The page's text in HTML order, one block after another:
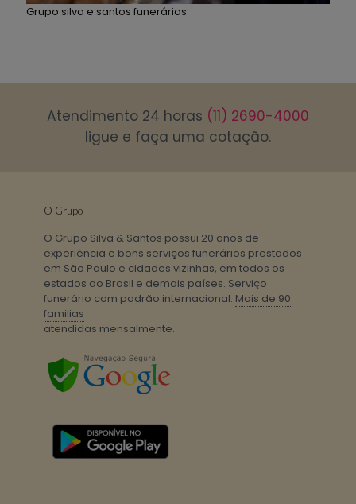
Grupo silva e santos funerárias
Atendimento 24 horas (11) 2690-4000
ligue e faça uma cotação.
O Grupo
O Grupo Silva & Santos possui 20 anos de
experiência e bons serviços funerários prestados
em São Paulo e cidades vizinhas, em todos os
estados do Brasil e demais países. Serviço
funerário com padrão internacional. Mais de 90
familias
atendidas mensalmente.